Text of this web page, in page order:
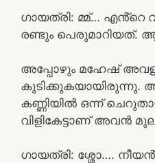
ഗായത്രി: മ്മ്… എൻ്റെ
രണ്ടും പെരുമാറിയത്.
അപ്പോഴും മഹേഷ്‌
കുടിക്കുകയായിരുന്നു.
കണ്ണിയിൽ ഒന്ന്
വിളികേട്ടാണ് അവൻ
ഗായത്രി: ശ്ശോ….